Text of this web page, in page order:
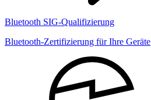
Bluetooth SIG-Qualifizierung
Bluetooth-Zertifizierung für Ihre Geräte